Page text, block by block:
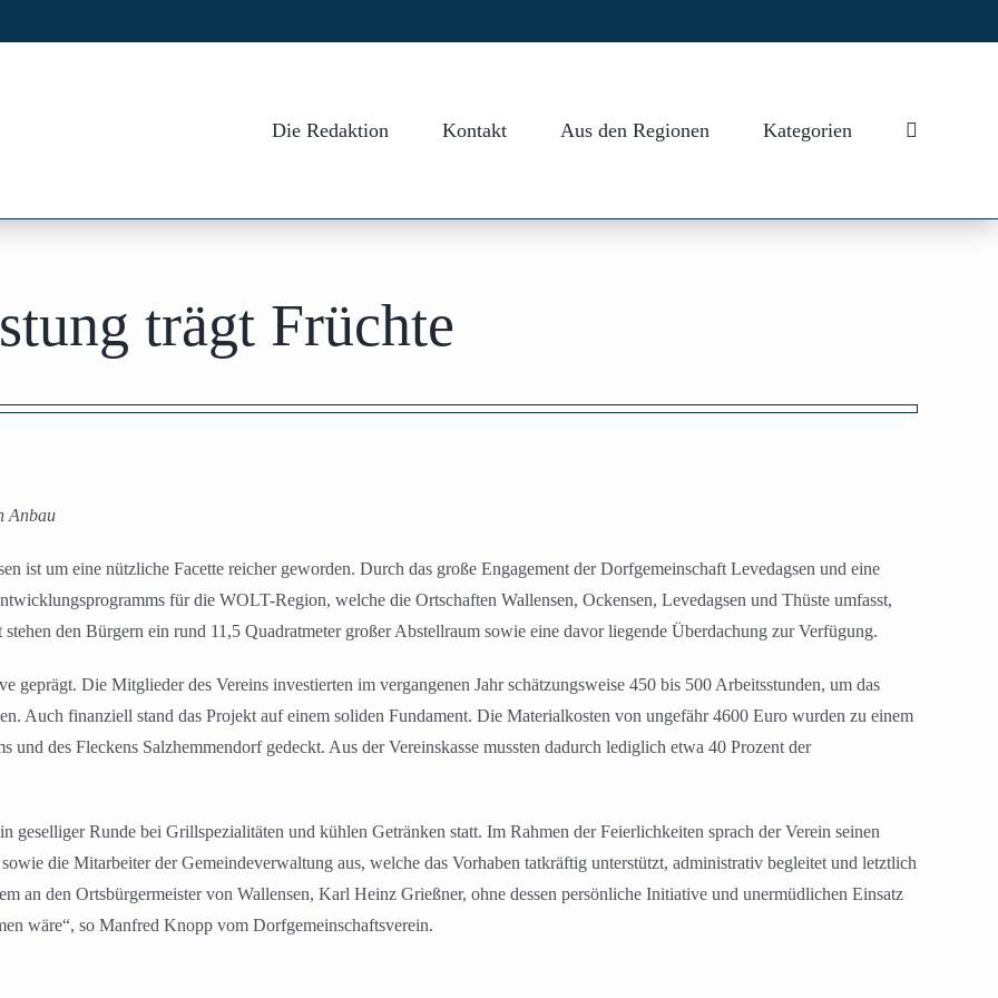
Die Redaktion Kontakt Aus den Regionen Kategorien
trägt Früchte
Anbau
ist um eine nützliche Facette reicher geworden. Durch das große Engagement der Dorfgemeinschaft Levedagsen und eine
für die WOLT-Region, welche die Ortschaften Wallensen, Ockensen, Levedagsen und Thüste umfasst,
den Bürgern ein rund 11,5 Quadratmeter großer Abstellraum sowie eine davor liegende Überdachung zur Verfügung.
Die Mitglieder des Vereins investierten im vergangenen Jahr schätzungsweise 450 bis 500 Arbeitsstunden, um das
Auch finanziell stand das Projekt auf einem soliden Fundament. Die Materialkosten von ungefähr 4600 Euro wurden zu einem
des Fleckens Salzhemmendorf gedeckt. Aus der Vereinskasse mussten dadurch lediglich etwa 40 Prozent der
Runde bei Grillspezialitäten und kühlen Getränken statt. Im Rahmen der Feierlichkeiten sprach der Verein seinen
die Mitarbeiter der Gemeindeverwaltung aus, welche das Vorhaben tatkräftig unterstützt, administrativ begleitet und letztlich
an den Ortsbürgermeister von Wallensen, Karl Heinz Grießner, ohne dessen persönliche Initiative und unermüdlichen Einsatz
wäre“, so Manfred Knopp vom Dorfgemeinschaftsverein.